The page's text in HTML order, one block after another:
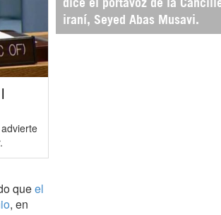
dice el portavoz de la
iraní, Seyed Abas Musavi.
queel
, en